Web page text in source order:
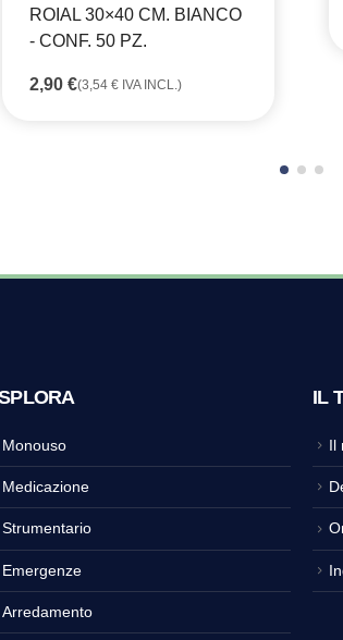
ROIAL 30×40 CM. BIANCO
- CONF. 50 PZ.
2,90 €(3,54 € IVA INCL.)
Monouso
Medicazione
Strumentario
Emergenze
Arredamento
IL
Il